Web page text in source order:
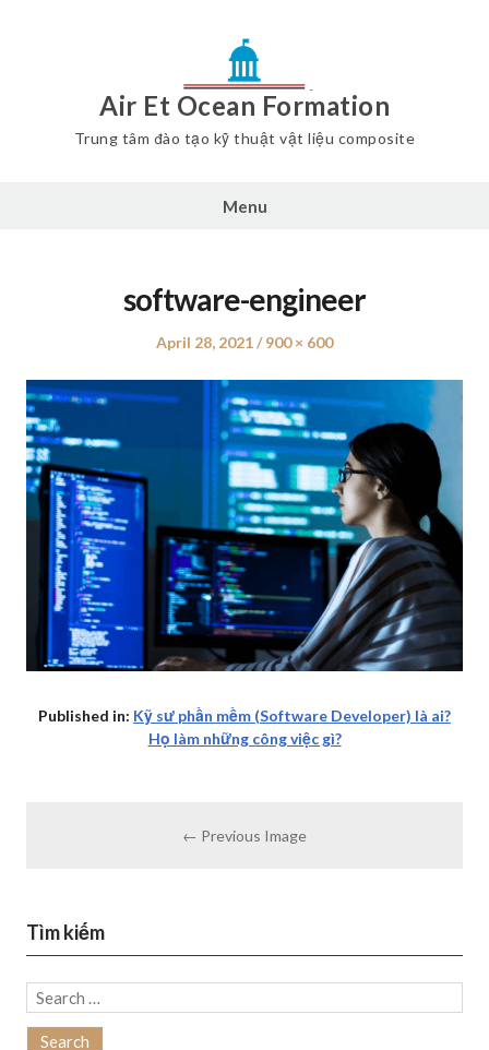
Air Et Ocean Formation
Trung tâm đào tạo kỹ thuật vật liệu composite
Menu
software-engineer
Posted
April 28, 2021
Full
900 × 600
Published in: Kỹ sư phần mềm (Software Developer) là ai?
Họ làm những công việc gì?
← Previous Image
Tìm kiếm
Search
for: